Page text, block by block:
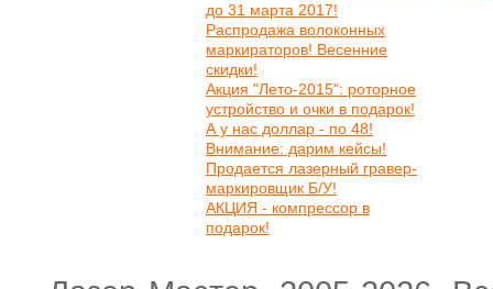
до 31 марта 2017!
Распродажа волоконных
маркираторов! Весенние
скидки!
Акция "Лето-2015": роторное
устройство и очки в подарок!
А у нас доллар - по 48!
Внимание: дарим кейсы!
Продается лазерный гравер-
маркировщик Б/У!
АКЦИЯ - компрессор в
подарок!